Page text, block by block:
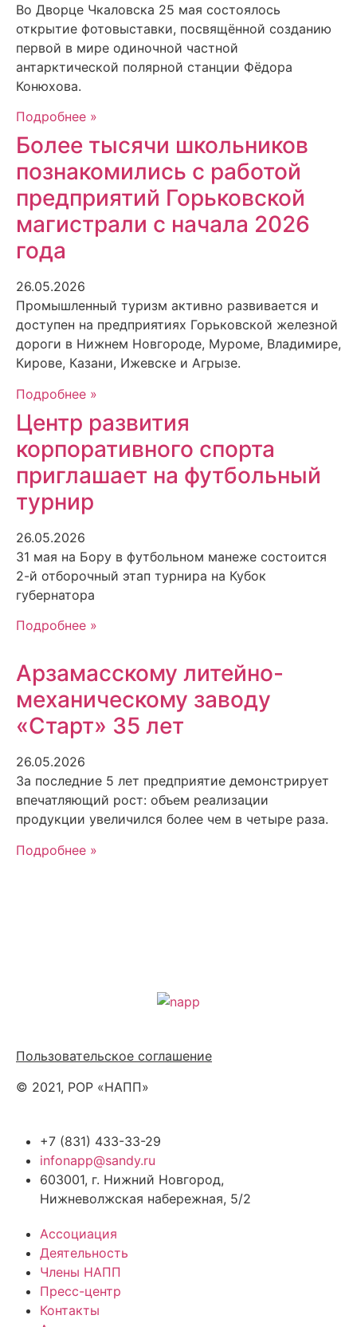
Во Дворце Чкаловска 25 мая состоялось
открытие фотовыставки, посвящённой созданию
первой в мире одиночной частной
антарктической полярной станции Фёдора
Конюхова.
Подробнее »
Более тысячи школьников
познакомились с работой
предприятий Горьковской
магистрали с начала 2026
года
26.05.2026
Промышленный туризм активно развивается и
доступен на предприятиях Горьковской железной
дороги в Нижнем Новгороде, Муроме, Владимире,
Кирове, Казани, Ижевске и Агрызе.
Подробнее »
Центр развития
корпоративного спорта
приглашает на футбольный
турнир
26.05.2026
31 мая на Бору в футбольном манеже состоится
2-й отборочный этап турнира на Кубок
губернатора
Подробнее »
Арзамасскому литейно-
механическому заводу
«Старт» 35 лет
26.05.2026
За последние 5 лет предприятие демонстрирует
впечатляющий рост: объем реализации
продукции увеличился более чем в четыре раза.
Подробнее »
Пользовательское соглашение
© 2021, РОР «НАПП»
+7 (831) 433-33-29
infonapp@sandy.ru
603001, г. Нижний Новгород,
Нижневолжская набережная, 5/2
Ассоциация
Деятельность
Члены НАПП
Пресс-центр
Контакты